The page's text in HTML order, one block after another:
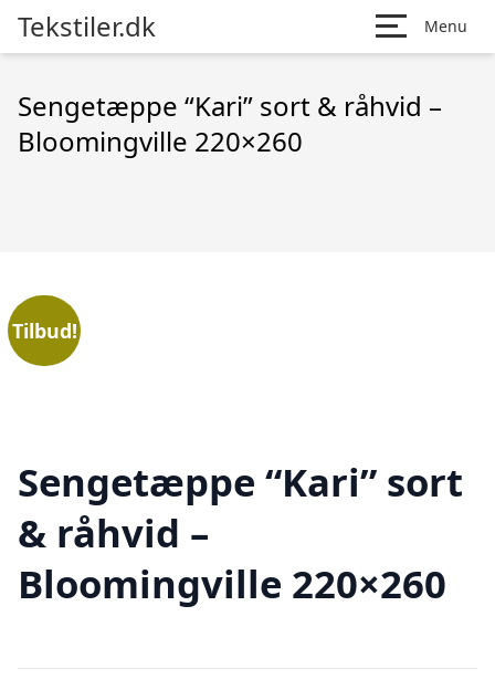
Tekstiler.dk Menu
Sengetæppe “Kari” sort & råhvid –
Bloomingville 220×260
Tilbud!
Sengetæppe “Kari” sort
& råhvid –
Bloomingville 220×260